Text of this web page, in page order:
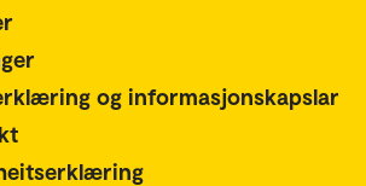
og informasjonskapslar